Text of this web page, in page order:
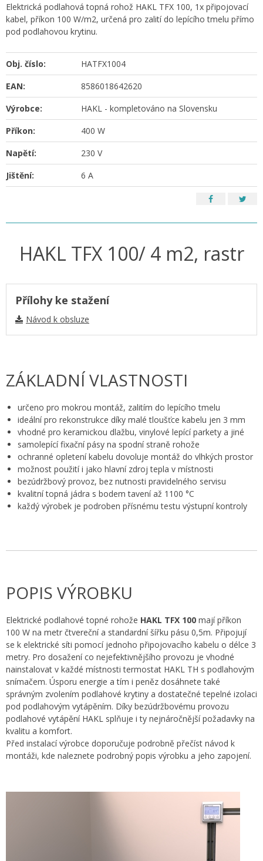
Elektrická podlahová topná rohož HAKL TFX 100, 1x připojovací
kabel, příkon 100 W/m2, určená pro zalití do lepícího tmelu přímo
pod podlahovou krytinu.
Obj. číslo:
HATFX1004
EAN:
8586018642620
Výrobce:
HAKL - kompletováno na Slovensku
Příkon:
400 W
Napětí:
230 V
Jištění:
6 A
HAKL TFX 100/ 4 m2, rastr
Přílohy ke stažení
Návod k obsluze
ZÁKLADNÍ VLASTNOSTI
určeno pro mokrou montáž, zalitím do lepícího tmelu
ideální pro rekonstrukce díky malé tloušťce kabelu jen 3 mm
vhodné pro keramickou dlažbu, vinylové lepící parkety a jiné
samolepící fixační pásy na spodní straně rohože
ochranné opletení kabelu dovoluje montáž do vlhkých prostor
možnost použití i jako hlavní zdroj tepla v místnosti
bezúdržbový provoz, bez nutnosti pravidelného servisu
kvalitní topná jádra s bodem tavení až 1100 °C
každý výrobek je podroben přísnému testu výstupní kontroly
POPIS VÝROBKU
Elektrické podlahové topné rohože HAKL TFX 100 mají příkon
100 W na metr čtvereční a standardní šířku pásu 0,5m. Připojují
se k elektrické síti pomocí jednoho připojovacího kabelu o délce 3
metry. Pro dosažení co nejefektivnějšího provozu je vhodné
nainstalovat v každé místnosti termostat HAKL TH s podlahovým
snímačem. Úsporu energie a tím i peněz dosáhnete také
správným zvolením podlahové krytiny a dostatečné tepelné izolaci
pod podlahovým vytápěním. Díky bezúdržbovému provozu
podlahové vytápění HAKL splňuje i ty nejnáročnější požadavky na
kvalitu a komfort.
Před instalací výrobce doporučuje podrobně přečíst návod k
montáži, kde naleznete podrobný popis výrobku a jeho zapojení.